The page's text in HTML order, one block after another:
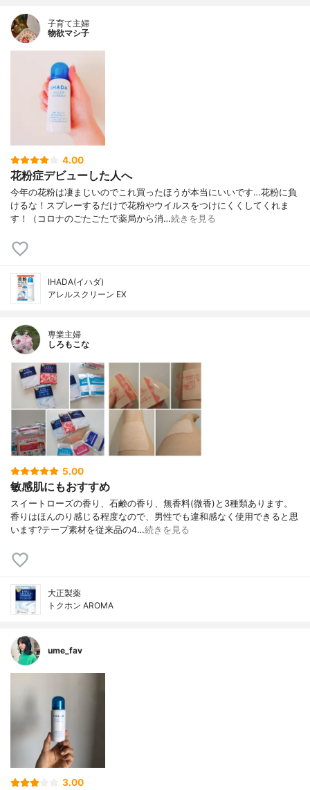
子育て主婦
物欲マシ子
4.00
花粉症デビューした人へ
今年の花粉は凄まじいのでこれ買ったほうが本当にいいです…花粉に負
けるな！スプレーするだけで花粉やウイルスをつけにくくしてくれま
す！（コロナのごたごたで薬局から消…続きを見る
IHADA(イハダ)
アレルスクリーン EX
専業主婦
しろもこな
5.00
敏感肌にもおすすめ
スイートローズの香り、石鹸の香り、無香料(微香)と3種類あります。
香りはほんのり感じる程度なので、男性でも違和感なく使用できると思
います?テープ素材を従来品の4…続きを見る
大正製薬
トクホン AROMA
ume_fav
3.00